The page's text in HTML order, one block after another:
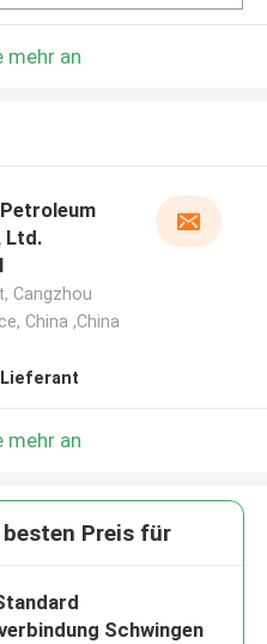
mehr an
Ltd.
Cangzhou
China ,China
mehr an
Preis für
Schwingen